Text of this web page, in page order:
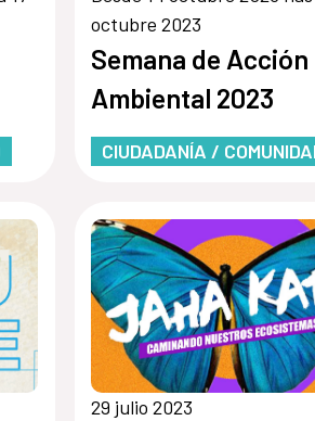
octubre 2023
Semana de Acción
Ambiental 2023
CIUDADANÍA /
29 julio 2023